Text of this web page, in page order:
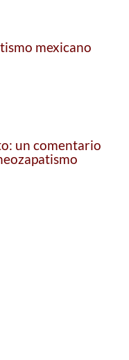
mexicano
un comentario